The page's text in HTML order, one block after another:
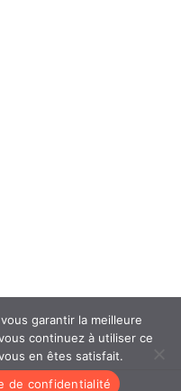
garantir la meilleure
continuez à utiliser ce
en êtes satisfait.
de confidentialité